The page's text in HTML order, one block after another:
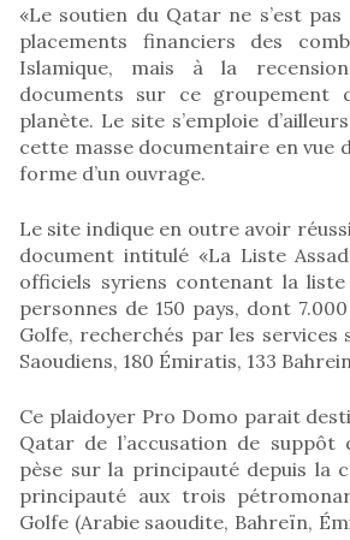
«Le soutien du Qatar ne s’est
placements financiers des
Islamique, mais à la
documents sur ce groupement
planète. Le site s’emploie
cette masse documentaire en vue
forme d’un ouvrage.
Le site indique en outre avoir
document intitulé «La Liste
officiels syriens contenant la liste
personnes de 150 pays, dont
Golfe, recherchés par les services
Saoudiens, 180 Émiratis, 133
Ce plaidoyer Pro Domo parait
Qatar de l’accusation de
pèse sur la principauté depuis la
principauté aux trois
Golfe (Arabie saoudite, Bahreïn,